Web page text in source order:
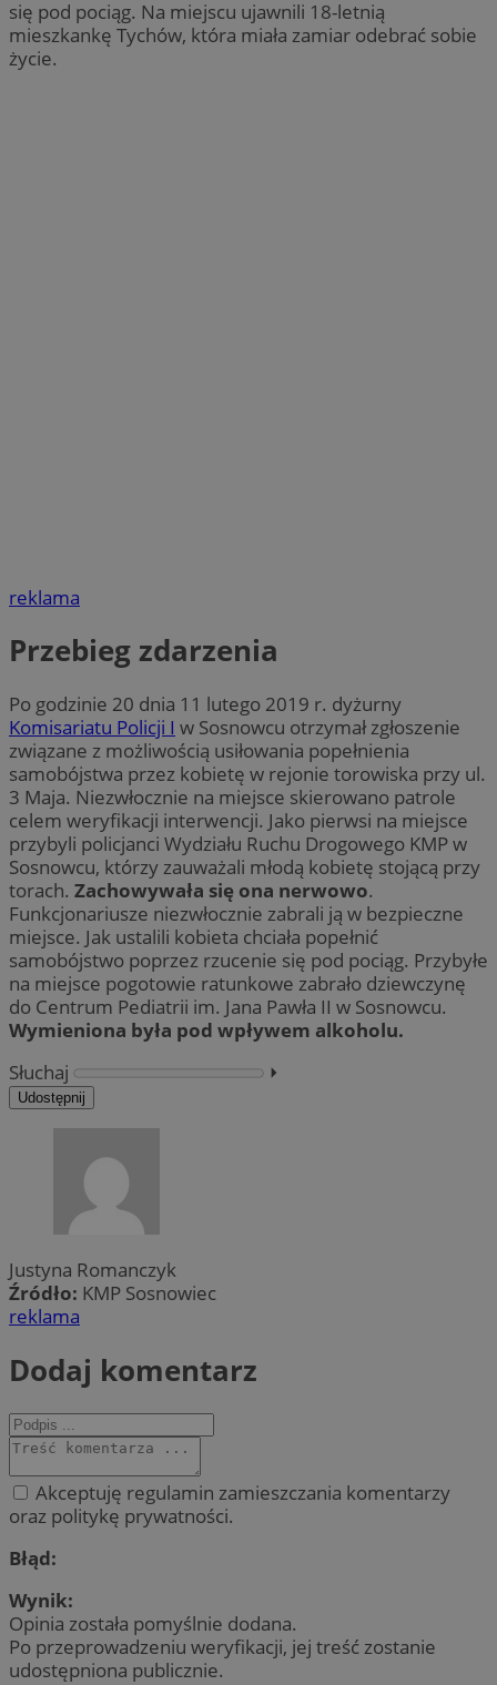
się pod pociąg. Na miejscu ujawnili 18-letnią
mieszkankę Tychów, która miała zamiar odebrać sobie
życie.
reklama
Przebieg zdarzenia
Po godzinie 20 dnia 11 lutego 2019 r. dyżurny
Komisariatu Policji I w Sosnowcu otrzymał zgłoszenie
związane z możliwością usiłowania popełnienia
samobójstwa przez kobietę w rejonie torowiska przy ul.
3 Maja. Niezwłocznie na miejsce skierowano patrole
celem weryfikacji interwencji. Jako pierwsi na miejsce
przybyli policjanci Wydziału Ruchu Drogowego KMP w
Sosnowcu, którzy zauważali młodą kobietę stojącą przy
torach. Zachowywała się ona nerwowo.
Funkcjonariusze niezwłocznie zabrali ją w bezpieczne
miejsce. Jak ustalili kobieta chciała popełnić
samobójstwo poprzez rzucenie się pod pociąg. Przybyłe
na miejsce pogotowie ratunkowe zabrało dziewczynę
do Centrum Pediatrii im. Jana Pawła II w Sosnowcu.
Wymieniona była pod wpływem alkoholu.
Słuchaj
⏵︎
Udostępnij
Justyna Romanczyk
Źródło: KMP Sosnowiec
reklama
Dodaj komentarz
Akceptuję regulamin zamieszczania komentarzy
oraz politykę prywatności.
Błąd:
Wynik:
Opinia została pomyślnie dodana.
Po przeprowadzeniu weryfikacji, jej treść zostanie
udostępniona publicznie.